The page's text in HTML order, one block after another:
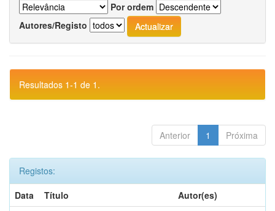
Por ordem
Autores/Registo
Resultados 1-1 de 1.
Anterior 1 Próxima
Registos:
Data
Título
Autor(es)